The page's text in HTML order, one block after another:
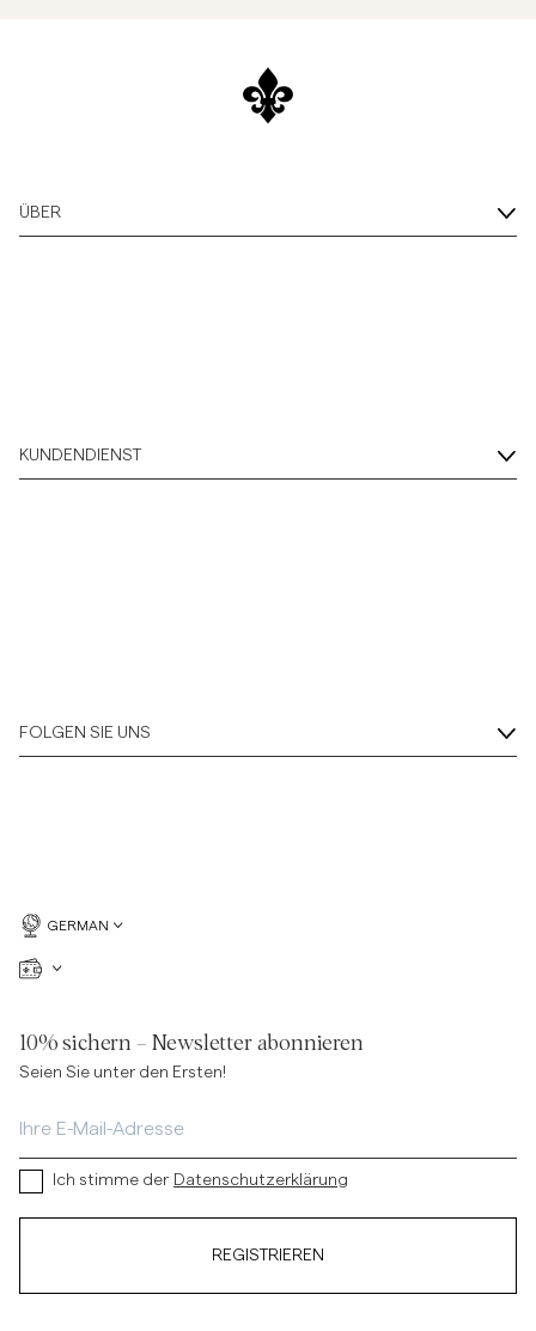
ÜBER
KUNDENDIENST
FOLGEN SIE UNS
GERMAN
10% sichern – Newsletter abonnieren
Seien Sie unter den Ersten!
Ich stimme der Datenschutzerklärung
REGISTRIEREN